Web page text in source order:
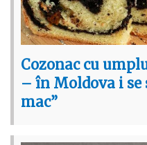
Cozonac cu
– în Moldova i
mac”